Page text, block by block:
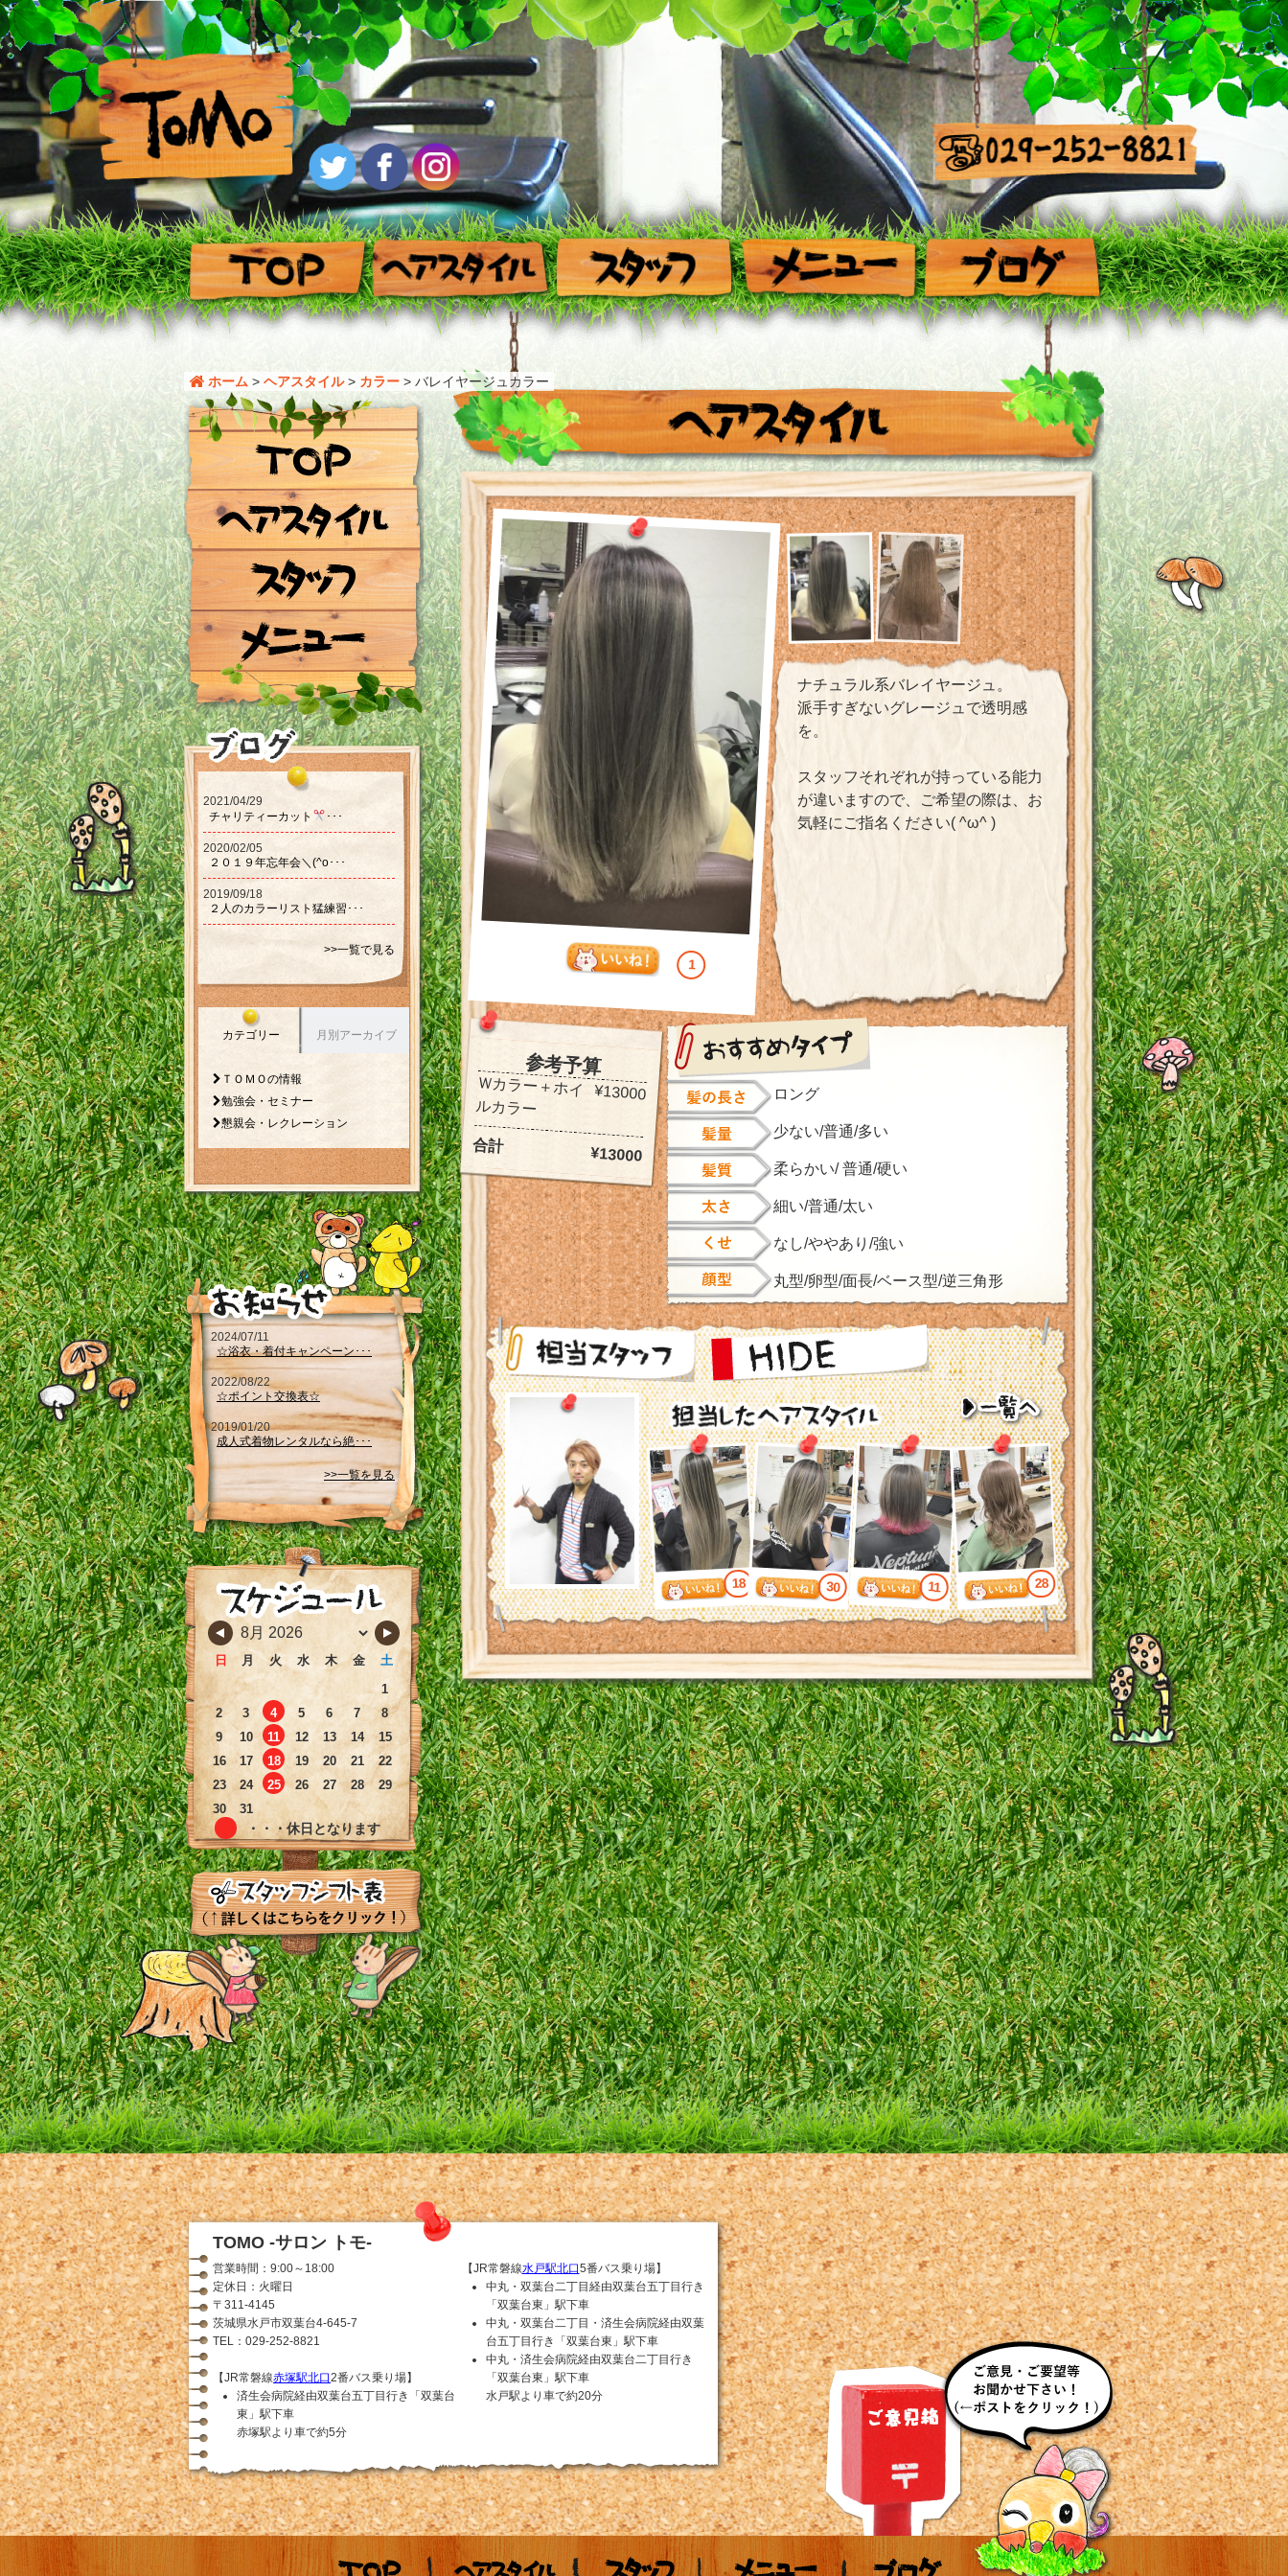
ホーム > ヘアスタイル> カラー > バレイヤージュカラー
1
ナチュラル系バレイヤージュ。
派手すぎないグレージュで透明感
を。
スタッフそれぞれが持っている能力
が違いますので、ご希望の際は、お
気軽にご指名ください( ^ω^ )
参考予算
Ｗカラー＋ホイ
ルカラー
¥13000
合計 ¥13000
ロング
少ない/普通/多い
柔らかい/ 普通/硬い
細い/普通/太い
なし/ややあり/強い
丸型/卵型/面長/ベース型/逆三角形
18 30 11 28
2021/04/29
チャリティーカット‪‪
･･･
2020/02/05
２０１９年忘年会＼(^o･･･
2019/09/18
２人のカラーリスト猛練習･･･
>>一覧で見る
カテゴリー 月別アーカイブ
ＴＯＭＯの情報
勉強会・セミナー
懇親会・レクレーション
2024/07/11
☆浴衣・着付キャンペーン･･･
2022/08/22
☆ポイント交換表☆
2019/01/20
成人式着物レンタルなら絶･･･
>>一覧を見る
日 月 火 水 木 金
土
1
2
3 4 5 6 7
8
9
10 11 12 13 14
15
16
17 18 19 20 21
22
23
24 25 26 27 28
29
30
31
・・・休日となります
TOMO -サロン トモ-
営業時間：9:00～18:00
定休日：火曜日
〒311-4145
茨城県水戸市双葉台4-645-7
TEL：029-252-8821
【JR常磐線赤塚駅北口2番バス乗り場】
済生会病院経由双葉台五丁目行き「双葉台
東」駅下車
赤塚駅より車で約5分
【JR常磐線水戸駅北口5番バス乗り場】
中丸・双葉台二丁目経由双葉台五丁目行き
「双葉台東」駅下車
中丸・双葉台二丁目・済生会病院経由双葉
台五丁目行き「双葉台東」駅下車
中丸・済生会病院経由双葉台二丁目行き
「双葉台東」駅下車
水戸駅より車で約20分